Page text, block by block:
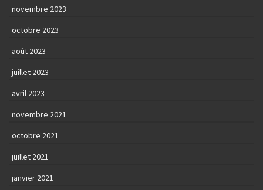
novembre 2023
octobre 2023
août 2023
juillet 2023
avril 2023
novembre 2021
octobre 2021
juillet 2021
janvier 2021